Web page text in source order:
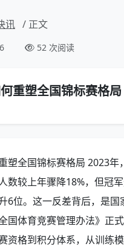
讯 / 正文
52 次阅读
重塑全国锦标赛格局
塑全国锦标赛格局 2023年
数较上年骤降18%，但冠
6位。这一反差背后，是国
国体育竞赛管理办法》正
资格到积分体系，从训练